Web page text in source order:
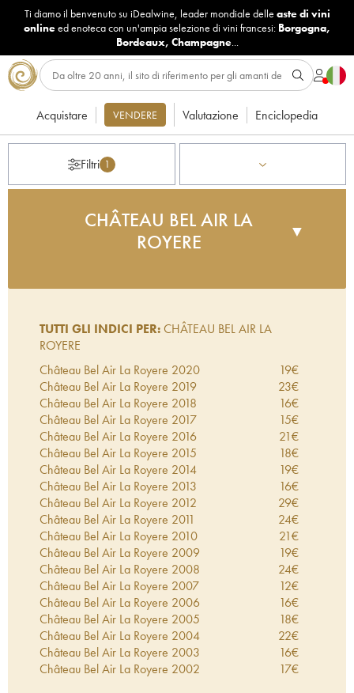
Ti diamo il benvenuto su iDealwine, leader mondiale delle aste di vini
onlineed enoteca con un'ampia selezione di vini francesi: Borgogna,
Bordeaux, Champagne...
Acquistare VENDERE Valutazione Enciclopedia
Filtri 1
CHÂTEAU BEL AIR LA
ROYERE
▼
Loriaud, che ha rilevato il vigneto nel 1995,
conferisce ai suoi vini un carattere speciale,
utilizzando quasi il 30% di malbec. Sui 13 ettari di
proprietà, questo vitigno, unito al merlot, dona al
vino uno stile particolare.
TUTTI GLI INDICI PER:CHÂTEAU BEL AIR LA
ROYERE
Château Bel Air La Royere 2020 19€
Château Bel Air La Royere 2019 23€
Château Bel Air La Royere 2018 16€
Château Bel Air La Royere 2017 15€
Château Bel Air La Royere 2016 21€
Château Bel Air La Royere 2015 18€
Château Bel Air La Royere 2014 19€
Château Bel Air La Royere 2013 16€
Château Bel Air La Royere 2012 29€
Château Bel Air La Royere 2011 24€
Château Bel Air La Royere 2010 21€
Château Bel Air La Royere 2009 19€
Château Bel Air La Royere 2008 24€
Château Bel Air La Royere 2007 12€
Château Bel Air La Royere 2006 16€
Château Bel Air La Royere 2005 18€
Château Bel Air La Royere 2004 22€
Château Bel Air La Royere 2003 16€
Château Bel Air La Royere 2002 17€